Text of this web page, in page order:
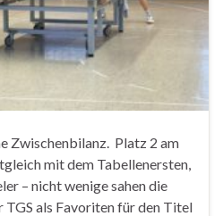
Zwischenbilanz. Platz 2 am
mit dem Tabellenersten,
– nicht wenige sahen die
TGS als Favoriten für den Titel